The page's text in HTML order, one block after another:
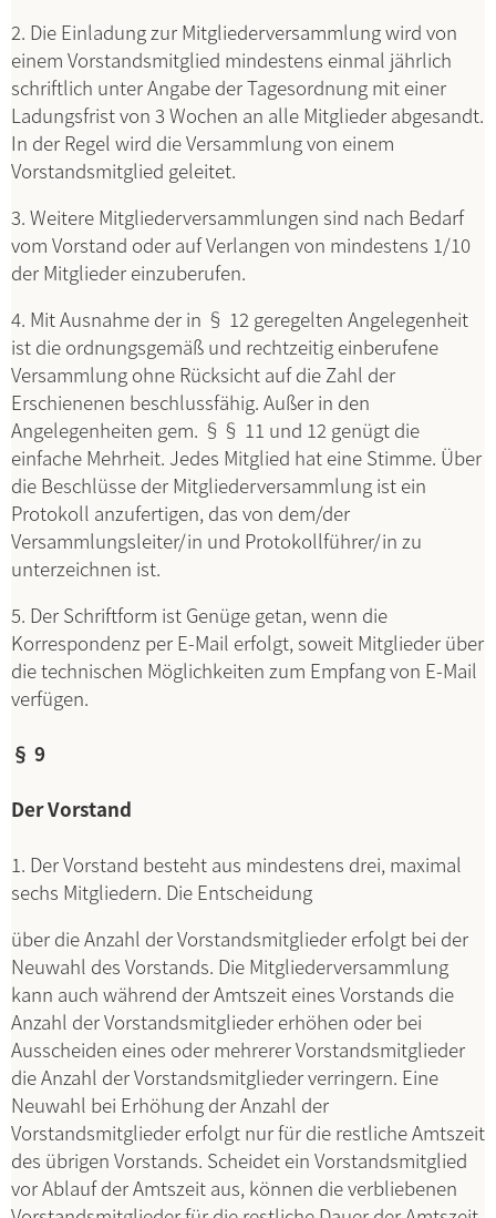
2. Die Einladung zur Mitgliederversammlung wird von
einem Vorstandsmitglied mindestens einmal jährlich
schriftlich unter Angabe der Tagesordnung mit einer
Ladungsfrist von 3 Wochen an alle Mitglieder abgesandt.
In der Regel wird die Versammlung von einem
Vorstandsmitglied geleitet.
3. Weitere Mitgliederversammlungen sind nach Bedarf
vom Vorstand oder auf Verlangen von mindestens 1/10
der Mitglieder einzuberufen.
4. Mit Ausnahme der in § 12 geregelten Angelegenheit
ist die ordnungsgemäß und rechtzeitig einberufene
Versammlung ohne Rücksicht auf die Zahl der
Erschienenen beschlussfähig. Außer in den
Angelegenheiten gem. §§ 11 und 12 genügt die
einfache Mehrheit. Jedes Mitglied hat eine Stimme. Über
die Beschlüsse der Mitgliederversammlung ist ein
Protokoll anzufertigen, das von dem/der
Versammlungsleiter/in und Protokollführer/in zu
unterzeichnen ist.
5. Der Schriftform ist Genüge getan, wenn die
Korrespondenz per E-Mail erfolgt, soweit Mitglieder über
die technischen Möglichkeiten zum Empfang von E-Mail
verfügen.
§ 9
Der Vorstand
1. Der Vorstand besteht aus mindestens drei, maximal
sechs Mitgliedern. Die Entscheidung
über die Anzahl der Vorstandsmitglieder erfolgt bei der
Neuwahl des Vorstands. Die Mitgliederversammlung
kann auch während der Amtszeit eines Vorstands die
Anzahl der Vorstandsmitglieder erhöhen oder bei
Ausscheiden eines oder mehrerer Vorstandsmitglieder
die Anzahl der Vorstandsmitglieder verringern. Eine
Neuwahl bei Erhöhung der Anzahl der
Vorstandsmitglieder erfolgt nur für die restliche Amtszeit
des übrigen Vorstands. Scheidet ein Vorstandsmitglied
vor Ablauf der Amtszeit aus, können die verbliebenen